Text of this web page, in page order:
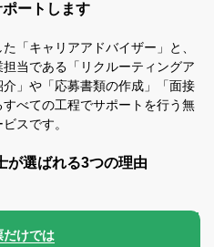
ートします
「キャリアアドバイザー」と、
当である「リクルーティングア
」や「応募書類の作成」「面接
べての工程でサポートを行う無
スです。
が選ばれる3つの理由
だけでは